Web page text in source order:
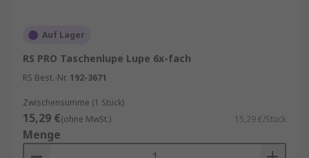
Lieferung am nächsten Werktag sowie zum
Mindestbestellwert für eine kostenfreie
Lieferung finden Sie auf der jeweiligen
Bestandsmanagement Ihrer Lupen und
Lupenbrillen mit unseren
Solutions
Auf Lager
RS PRO Taschenlupe Lupe 6x-fach
RS Best.-Nr. 192-3671
Zwischensumme (1 Stück)
15,29 €(ohne MwSt.) 15,29 €/Stück
Menge